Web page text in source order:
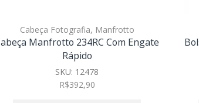
Cabeça Fotografia, Manfrotto
Manfrotto 234RC Com Engate
Rápido
SKU: 12478
R$392,90